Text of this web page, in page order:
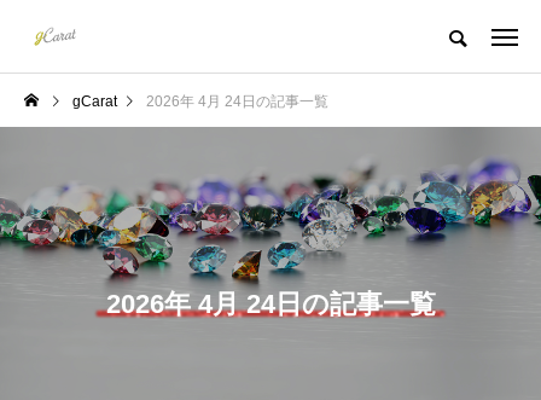
gCarat 2026年 4月 24日の記事一覧
2026年 4月 24日の記事一覧